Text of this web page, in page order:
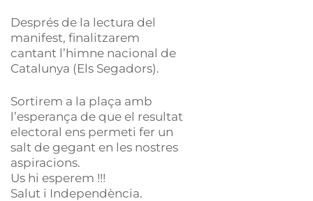
Després de la lectura del
manifest, finalitzarem
cantant l’himne nacional de
Catalunya (Els Segadors).
Sortirem a la plaça amb
l’esperança de que el resultat
electoral ens permeti fer un
salt de gegant en les nostres
aspiracions.
Us hi esperem !!!
Salut i Independència.